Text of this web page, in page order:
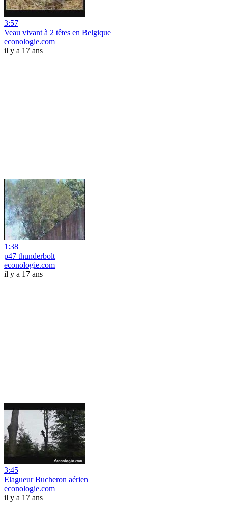
3:57
Veau vivant à 2 têtes en Belgique
econologie.com
il y a 17 ans
1:38
p47 thunderbolt
econologie.com
il y a 17 ans
3:45
Elagueur Bucheron aérien
econologie.com
il y a 17 ans